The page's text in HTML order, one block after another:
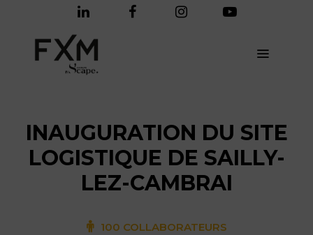
INAUGURATION DU SITE
LOGISTIQUE DE SAILLY-
LEZ-CAMBRAI
100 COLLABORATEURS
Panneau de gestion des cookies